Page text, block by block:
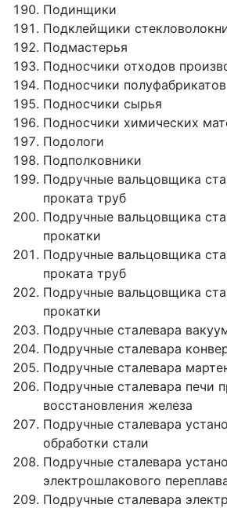
Подинщики
Подклейщики
Подмастерья
Подносчики отходов
Подносчики полуфабрикатов
Подносчики сырья
Подносчики химических
Подологи
Подполковники
Подручные вальцовщика
проката труб
Подручные вальцовщика
прокатки
Подручные вальцовщика
проката труб
Подручные вальцовщика
прокатки
Подручные сталевара
Подручные сталевара
Подручные сталевара
Подручные сталевара печи
восстановления железа
Подручные сталевара
обработки стали
Подручные сталевара
электрошлакового
Подручные сталевара